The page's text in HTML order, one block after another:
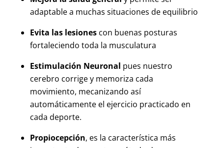
adaptable a muchas situaciones de equilibrio
Evita las lesionescon buenas posturas
fortaleciendo toda la musculatura
Estimulación Neuronal pues nuestro
cerebro corrige y memoriza cada
movimiento, mecanizando así
automáticamente el ejercicio practicado en
cada deporte.
Propiocepción, es la característica más